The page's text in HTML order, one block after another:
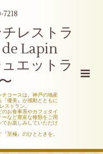
レストラ
Lapin
トラ
コースは、神戸の地産
優美』が感動とともに
ストラン。
お食事系やカフェタイ
など豊富な種類をご用
お楽しみしていただけ
至極』のひとときを。